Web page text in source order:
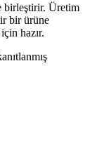
birleştirir. Üretim
bir ürüne
hazır.